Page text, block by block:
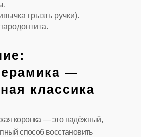
грызть ручки).
—
классика
коронка — это надёжный,
способ восстановить